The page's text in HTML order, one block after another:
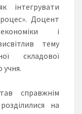
інтегрувати
Доцент
і
тему
складової
учня.
справжнім
на